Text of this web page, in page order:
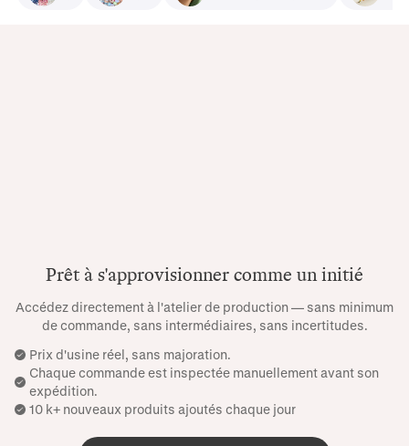
Prêt à s'approvisionner comme un initié
Accédez directement à l'atelier de production — sans minimum
de commande, sans intermédiaires, sans incertitudes.
Prix ​​d'usine réel, sans majoration.
Chaque commande est inspectée manuellement avant son
expédition.
10 k+ nouveaux produits ajoutés chaque jour